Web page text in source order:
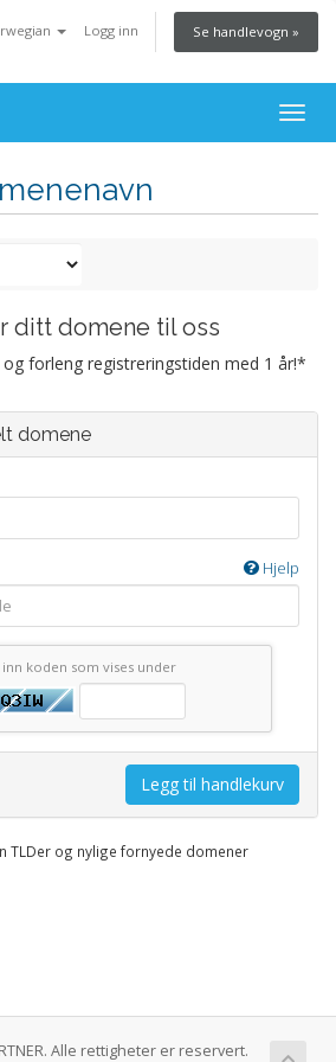
Logg inn Se handlevogn »
ditt domene til oss
forleng registreringstiden med 1 år!*
domene
Hjelp
inn koden som vises under
Legg til handlekurv
TLDer og nylige fornyede domener
Alle rettigheter er reservert.